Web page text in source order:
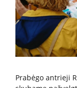
Mokamos
Paslaugos
Kitos paslaugos
Prabėgo antrieji